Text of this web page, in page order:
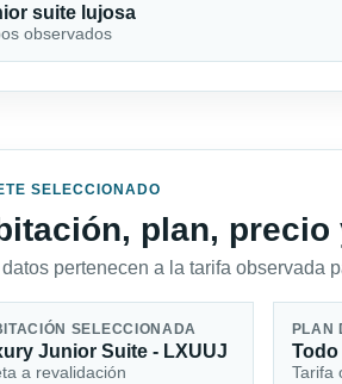
suite lujosa
observados
SELECCIONADO
plan,
datos pertenecen a la tarifa observada
SELECCIONADA
Junior Suite - LXUUJ
a revalidación
PLAN
Tarifa